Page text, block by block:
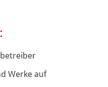
Werke auf